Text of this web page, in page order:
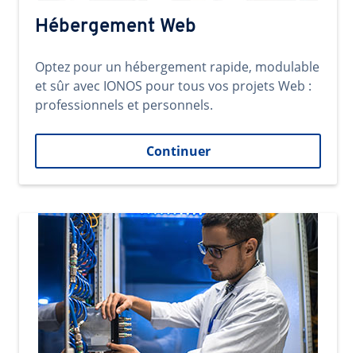
Hébergement Web
Optez pour un hébergement rapide, modulable
et sûr avec IONOS pour tous vos projets Web :
professionnels et personnels.
Continuer